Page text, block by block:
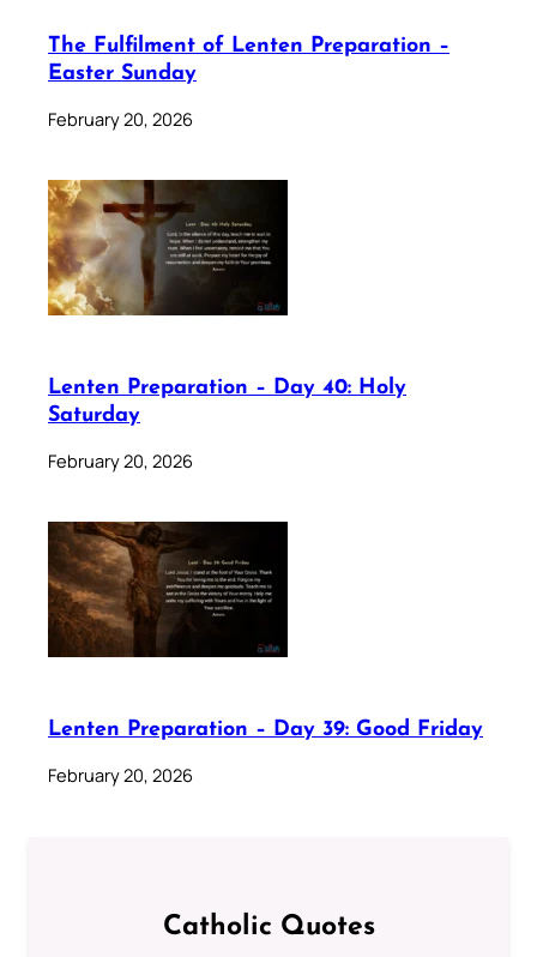
The Fulfilment of Lenten Preparation –
Easter Sunday
February 20, 2026
Lenten Preparation – Day 40: Holy
Saturday
February 20, 2026
Lenten Preparation – Day 39: Good Friday
February 20, 2026
Catholic Quotes